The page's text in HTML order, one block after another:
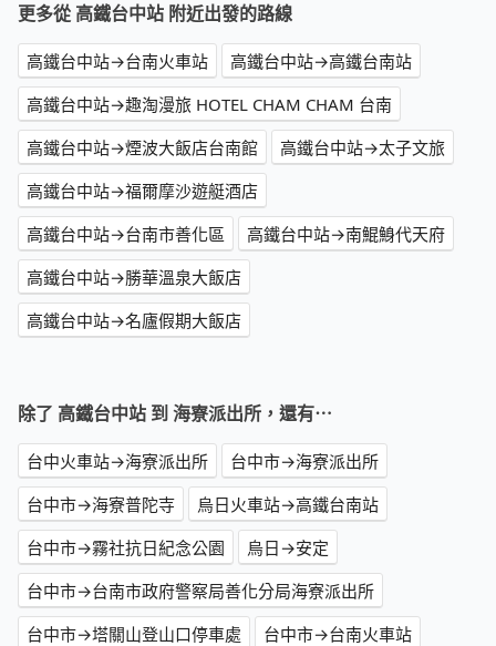
更多從 高鐵台中站 附近出發的路線
高鐵台中站→台南火車站
高鐵台中站→高鐵台南站
高鐵台中站→趣淘漫旅 HOTEL CHAM CHAM 台南
高鐵台中站→煙波大飯店台南館
高鐵台中站→太子文旅
高鐵台中站→福爾摩沙遊艇酒店
高鐵台中站→台南市善化區
高鐵台中站→南鯤鯓代天府
高鐵台中站→勝華溫泉大飯店
高鐵台中站→名廬假期大飯店
除了 高鐵台中站 到 海寮派出所，還有⋯
台中火車站→海寮派出所
台中市→海寮派出所
台中市→海寮普陀寺
烏日火車站→高鐵台南站
台中市→霧社抗日紀念公園
烏日→安定
台中市→台南市政府警察局善化分局海寮派出所
台中市→塔關山登山口停車處
台中市→台南火車站